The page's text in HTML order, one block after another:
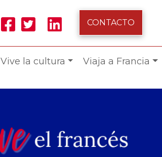
CONTACTO
Vive la cultura Viaja a Francia